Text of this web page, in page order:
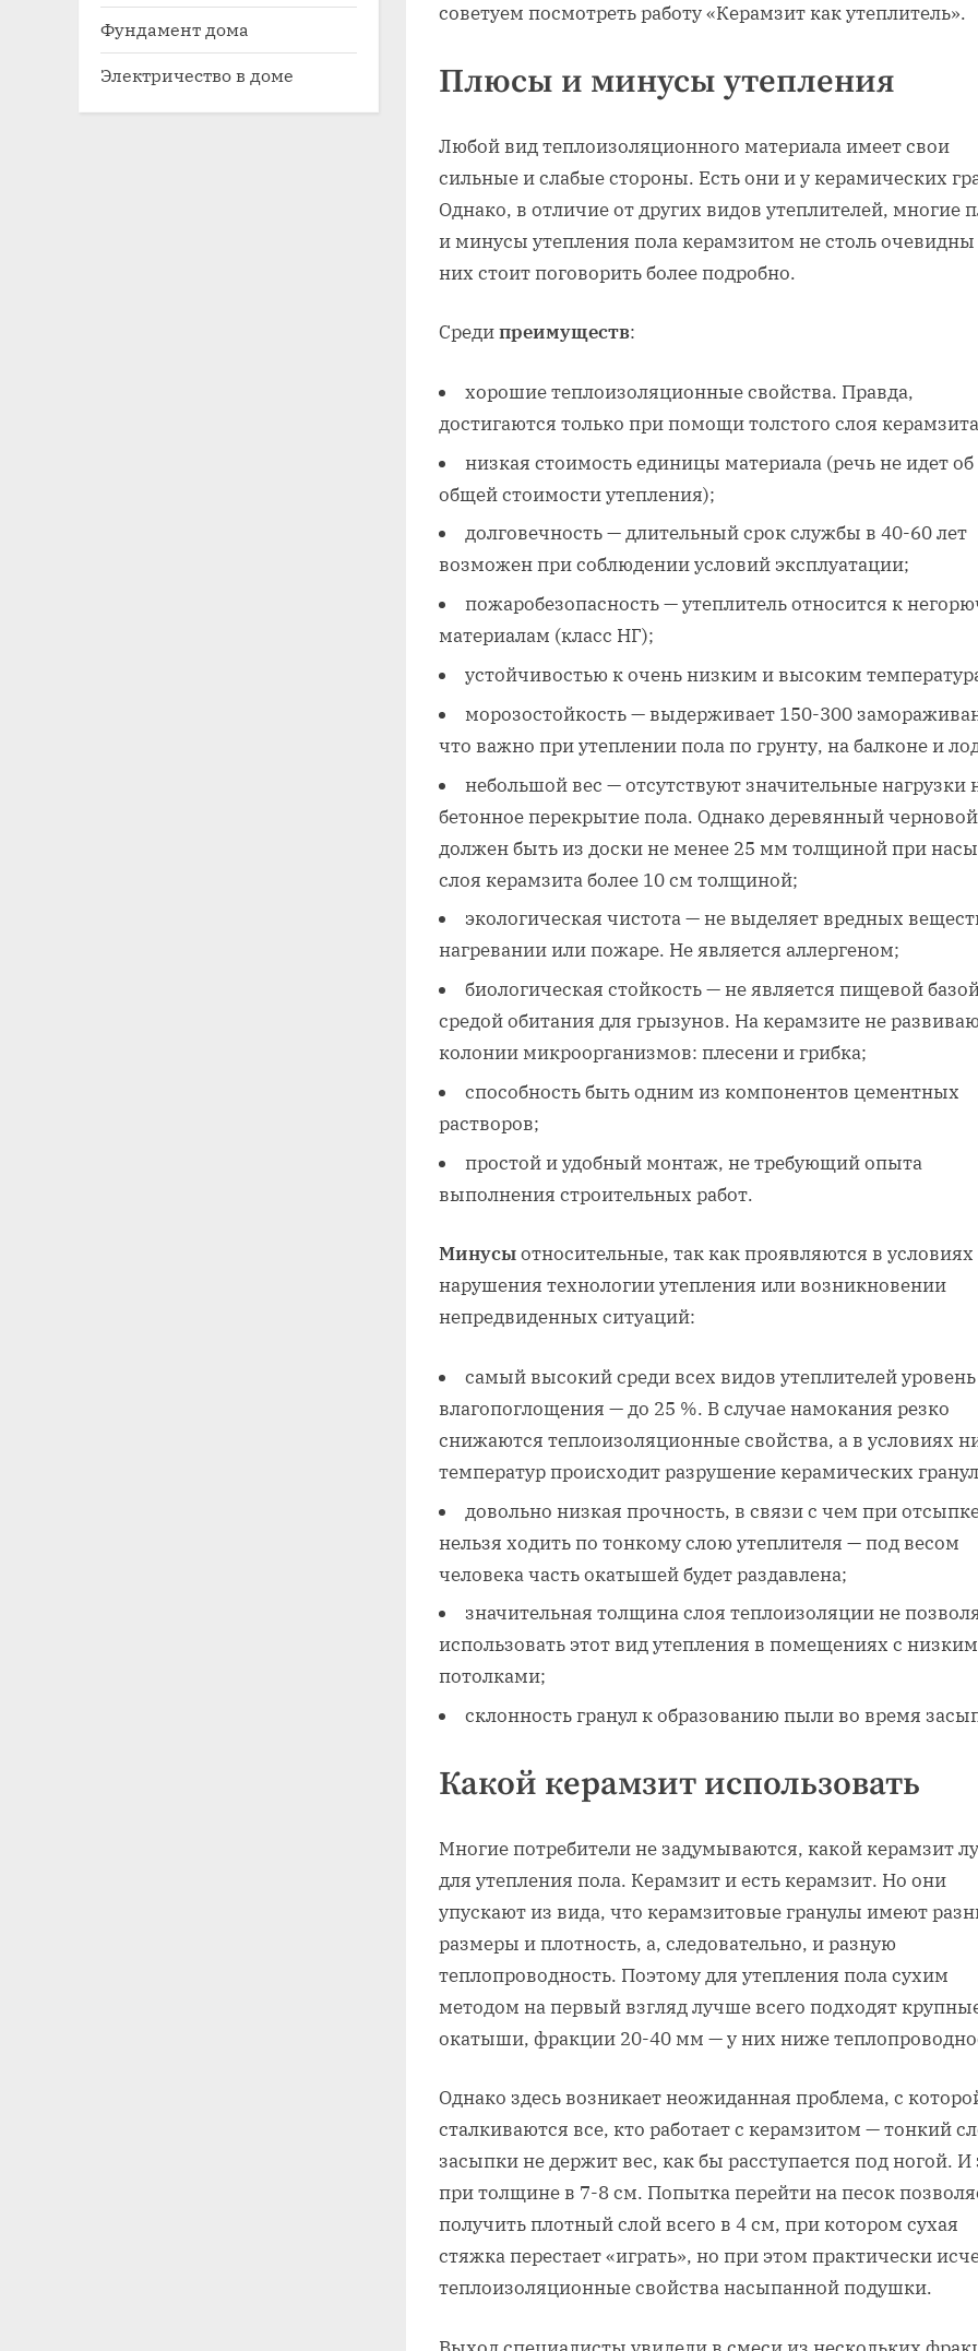
советуем посмотреть работу «Керамзит как утеплитель».
Плюсы и минусы утепления
Любой вид теплоизоляционного материала имеет свои
сильные и слабые стороны. Есть они и у керамических
Однако, в отличие от других видов утеплителей, многие
и минусы утепления пола керамзитом не столь очевидны
них стоит поговорить более подробно.
Средипреимуществ:
хорошие теплоизоляционные свойства. Правда,
достигаются только при помощи толстого слоя
низкая стоимость единицы материала (речь не идет об
общей стоимости утепления);
долговечность — длительный срок службы в 40-60 лет
возможен при соблюдении условий эксплуатации;
пожаробезопасность — утеплитель относится к
материалам (класс НГ);
устойчивостью к очень низким и высоким
морозостойкость — выдерживает 150-300
что важно при утеплении пола по грунту, на балконе и
небольшой вес — отсутствуют значительные нагрузки
бетонное перекрытие пола. Однако деревянный
должен быть из доски не менее 25 мм толщиной при
слоя керамзита более 10 см толщиной;
экологическая чистота — не выделяет вредных
нагревании или пожаре. Не является аллергеном;
биологическая стойкость — не является пищевой
средой обитания для грызунов. На керамзите не
колонии микроорганизмов: плесени и грибка;
способность быть одним из компонентов цементных
растворов;
простой и удобный монтаж, не требующий опыта
выполнения строительных работ.
Минусыотносительные, так как проявляются в условиях
нарушения технологии утепления или возникновении
непредвиденных ситуаций:
самый высокий среди всех видов утеплителей уровень
влагопоглощения — до 25 %. В случае намокания резко
снижаются теплоизоляционные свойства, а в условиях
температур происходит разрушение керамических
довольно низкая прочность, в связи с чем при
нельзя ходить по тонкому слою утеплителя — под весом
человека часть окатышей будет раздавлена;
значительная толщина слоя теплоизоляции не
использовать этот вид утепления в помещениях с
потолками;
склонность гранул к образованию пыли во время
Какой керамзит использовать
Многие потребители не задумываются, какой керамзит
для утепления пола. Керамзит и есть керамзит. Но они
упускают из вида, что керамзитовые гранулы имеют
размеры и плотность, а, следовательно, и разную
теплопроводность. Поэтому для утепления пола сухим
методом на первый взгляд лучше всего подходят
окатыши, фракции 20-40 мм — у них ниже
Однако здесь возникает неожиданная проблема, с
сталкиваются все, кто работает с керамзитом — тонкий
засыпки не держит вес, как бы расступается под ногой. И
при толщине в 7-8 см. Попытка перейти на песок
получить плотный слой всего в 4 см, при котором сухая
стяжка перестает «играть», но при этом практически
теплоизоляционные свойства насыпанной подушки.
Фундамент дома
Электричество в доме